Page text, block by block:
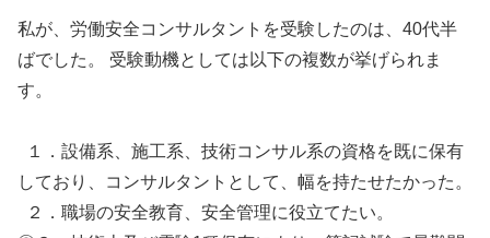
私が、労働安全コンサルタントを受験したのは、40代半
ばでした。 受験動機としては以下の複数が挙げられま
す。
１．設備系、施工系、技術コンサル系の資格を既に保有
しており、コンサルタントとして、幅を持たせたかった。
２．職場の安全教育、安全管理に役立てたい。